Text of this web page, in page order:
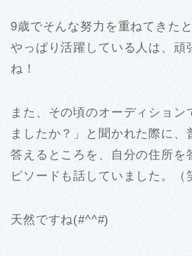
9歳でそんな努力を重ねてきた
やっぱり活躍している人は、頑
ね！
また、その頃のオーディション
ましたか？」と聞かれた際に、
答えるところを、自分の住所を
ピソードも話していました。（
天然ですね(#^^#)